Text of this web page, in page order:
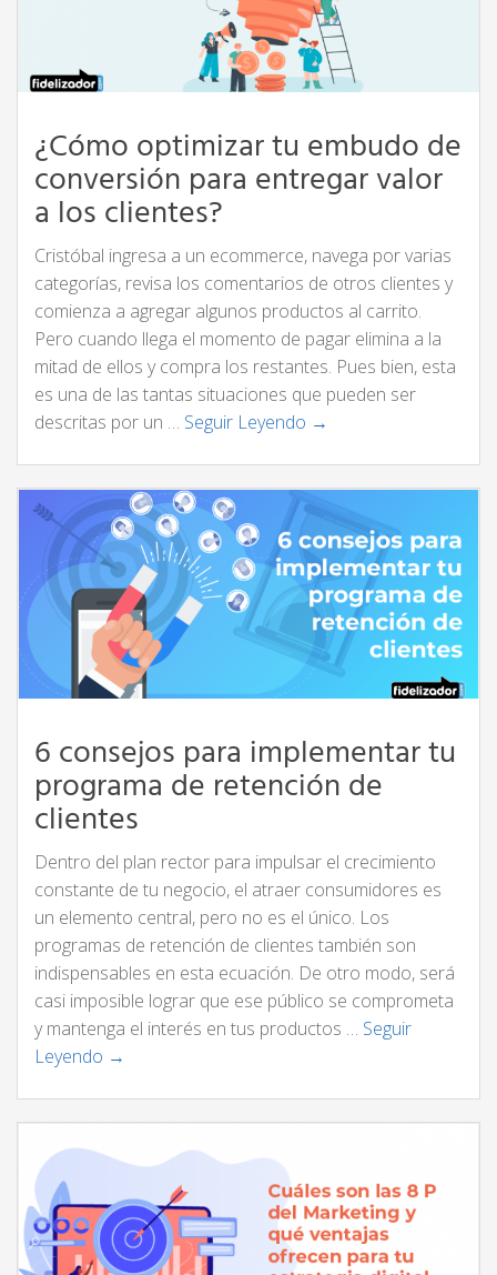
¿Cómo optimizar tu embudo de
conversión para entregar valor
a los clientes?
Cristóbal ingresa a un ecommerce, navega por varias
categorías, revisa los comentarios de otros clientes y
comienza a agregar algunos productos al carrito.
Pero cuando llega el momento de pagar elimina a la
mitad de ellos y compra los restantes. Pues bien, esta
es una de las tantas situaciones que pueden ser
descritas por un … Seguir Leyendo →
6 consejos para implementar tu
programa de retención de
clientes
Dentro del plan rector para impulsar el crecimiento
constante de tu negocio, el atraer consumidores es
un elemento central, pero no es el único. Los
programas de retención de clientes también son
indispensables en esta ecuación. De otro modo, será
casi imposible lograr que ese público se comprometa
y mantenga el interés en tus productos … Seguir
Leyendo →